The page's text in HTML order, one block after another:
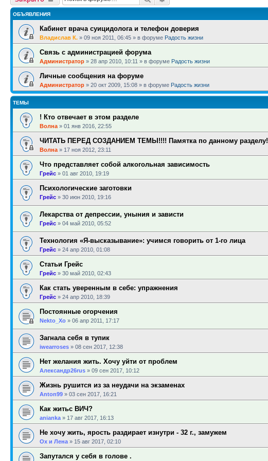
ОБЪЯВЛЕНИЯ
Кабинет врача суицидолога и телефон доверия
Владислав К. » 09 ноя 2011, 06:45 » в форуме Радость жизни
Связь с администрацией форума
Администратор » 28 апр 2010, 10:11 » в форуме Радость жизни
Личные сообщения на форуме
Администратор » 20 окт 2009, 15:08 » в форуме Радость жизни
ТЕМЫ
! Кто отвечает в этом разделе
Волна » 01 янв 2016, 22:55
ЧИТАТЬ ПЕРЕД СОЗДАНИЕМ ТЕМЫ!!!! Памятка по данному разделу!
Волна » 17 ноя 2012, 23:11
Что представляет собой алкогольная зависимость
Грейс » 01 авг 2010, 19:19
Психологические заготовки
Грейс » 30 июн 2010, 19:16
Лекарства от депрессии, уныния и зависти
Грейс » 04 май 2010, 05:52
Технология «Я-высказывание»: учимся говорить от 1-го лица
Грейс » 24 апр 2010, 01:08
Статьи Грейс
Грейс » 30 май 2010, 02:43
Как стать уверенным в себе: упражнения
Грейс » 24 апр 2010, 18:39
Постоянные огорчения
Nekto_Xo » 06 апр 2011, 17:17
Загнала себя в тупик
iwearroses » 08 сен 2017, 12:38
Нет желания жить. Хочу уйти от проблем
Александр26rus » 09 сен 2017, 10:12
Жизнь рушится из за неудачи на экзаменах
Anton99 » 03 сен 2017, 16:21
Как житьс ВИЧ?
anianka » 17 авг 2017, 16:13
Не хочу жить, ярость раздирает изнутри - 32 г., замужем
Ох и Лена » 15 авг 2017, 02:10
Запутался у себя в голове .